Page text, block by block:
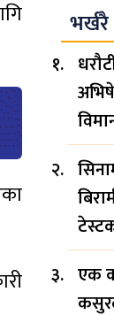
भर्खरै
एक